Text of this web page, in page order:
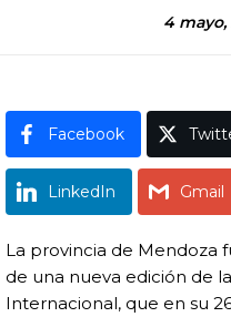
4 mayo,
Facebook
LinkedIn Gmail
La provincia de Mendoza
de una nueva edición de
Internacional, que en su